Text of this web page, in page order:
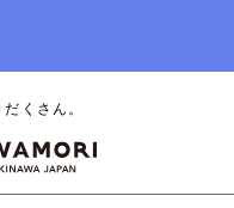
くさん。